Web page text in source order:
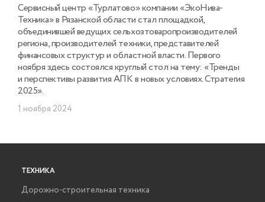
Сервисный центр «Турлатово» компании «ЭкоНива-
Техника» в Рязанской области стал площадкой,
объединившей ведущих сельхозтоваропроизводителей
региона, производителей техники, представителей
финансовых структур и областной власти. Первого
ноября здесь состоялся круглый стол на тему: «Тренды
и перспективы развития АПК в новых условиях. Стратегия
2025».
1 ноября 2024
ТЕХНИКА
Дорожно-строительная техника